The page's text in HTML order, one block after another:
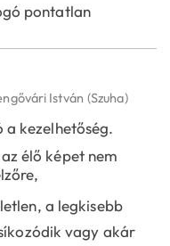
pontatlan
István (Szuha)
a kezelhetőség.
élő képet nem
a legkisebb
vagy akár